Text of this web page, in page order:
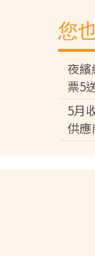
您
夜繽
票5
5月
供應